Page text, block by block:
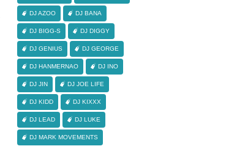
DJ AZOO DJ BANA
DJ BIGG-S DJ DIGGY
DJ GENIUS DJ GEORGE
DJ HANMERNAO DJ INO
DJ JIN DJ JOE LIFE
DJ KIDD DJ KIXXX
DJ LEAD DJ LUKE
DJ MARK MOVEMENTS